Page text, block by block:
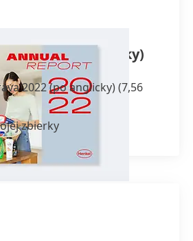
2022(po anglicky)
2022(po anglicky)(7,56
zbierky